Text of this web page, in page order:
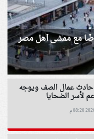
حادث عمال الصف ويوجه
لأسر الضحايا